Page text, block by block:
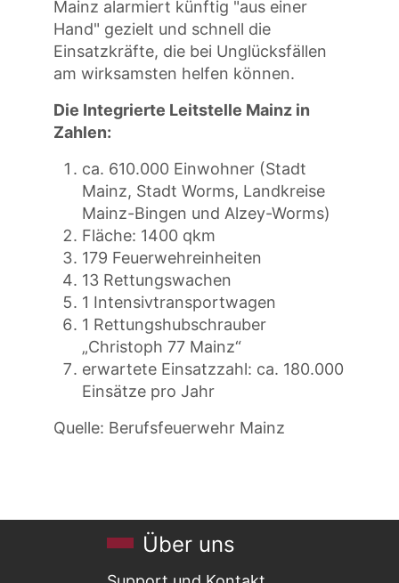
Mainz alarmiert künftig "aus einer
Hand" gezielt und schnell die
Einsatzkräfte, die bei Unglücksfällen
am wirksamsten helfen können.
Die Integrierte Leitstelle Mainz in
Zahlen:
ca. 610.000 Einwohner (Stadt
Mainz, Stadt Worms, Landkreise
Mainz-Bingen und Alzey-Worms)
Fläche: 1400 qkm
179 Feuerwehreinheiten
13 Rettungswachen
1 Intensivtransportwagen
1 Rettungshubschrauber
„Christoph 77 Mainz“
erwartete Einsatzzahl: ca. 180.000
Einsätze pro Jahr
Quelle: Berufsfeuerwehr Mainz
Über uns